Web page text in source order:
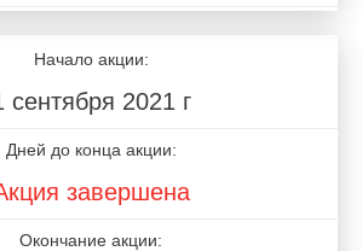
Начало акции:
сентября 2021 г
Дней до конца акции:
завершена
Окончание акции: